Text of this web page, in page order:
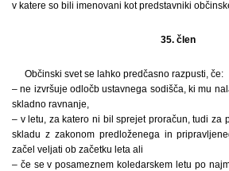
v katere so bili imenovani kot predstavniki
35. člen
Občinski svet se lahko predčasno razpusti, če:
– ne izvršuje odločb ustavnega sodišča, ki mu
skladno ravnanje,
– v letu, za katero ni bil sprejet proračun, tudi za
skladu z zakonom predloženega in
začel veljati ob začetku leta ali
– če se v posameznem koledarskem letu po